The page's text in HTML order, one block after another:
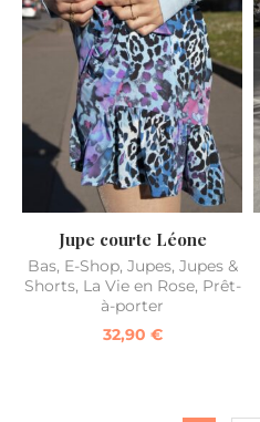
Jupe courte Léone
Bas, E-Shop, Jupes, Jupes &
Shorts, La Vie en Rose, Prêt-
à-porter
32,90 €